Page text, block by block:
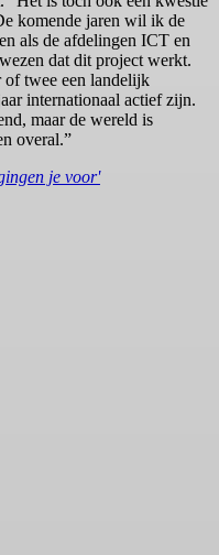
komende jaren wil ik de
als de afdelingen ICT en
dat dit project werkt.
of twee een landelijk
internationaal actief zijn.
maar de wereld is
overal.”
je voor'